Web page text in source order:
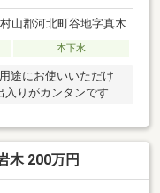
山郡河北町谷地字真木
本下水
途にお使いいただけ
りがカンタンです！
木 200万円